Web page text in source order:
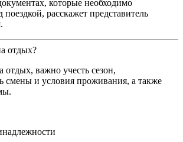
которые необходимо
поездкой, расскажет представитель
отдых?
отдых, важно учесть сезон,
смены и условия проживания, а также